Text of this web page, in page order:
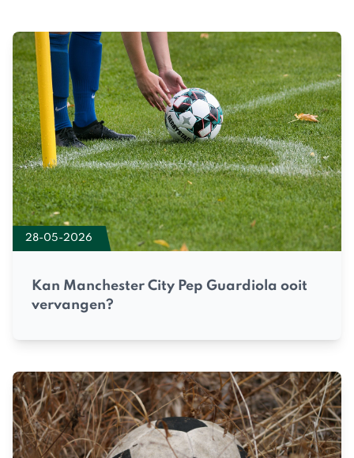
28-05-2026
Kan Manchester City Pep Guardiola ooit
vervangen?